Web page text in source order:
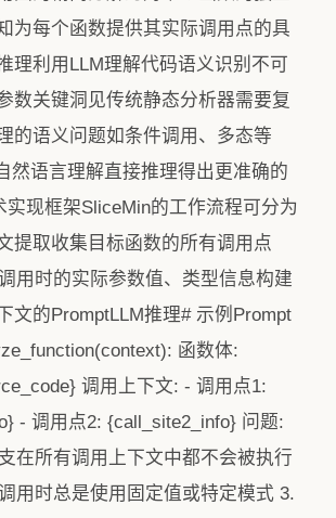
为每个函数提供其实际调用点的具
理利用LLM理解代码语义识别不可
数关键洞见传统静态分析器需要复
的语义问题如条件调用、多态等
然语言理解直接推理得出更准确的
实现框架SliceMin的工作流程可分为
提取收集目标函数的所有调用点
用时的实际参数值、类型信息构建
文的PromptLLM推理# 示例Prompt
函数体:
调用上下文: - 调用点1:
- 调用点2: {call_site2_info} 问题:
在所有调用上下文中都不会被执行
用时总是使用固定值或特定模式 3.